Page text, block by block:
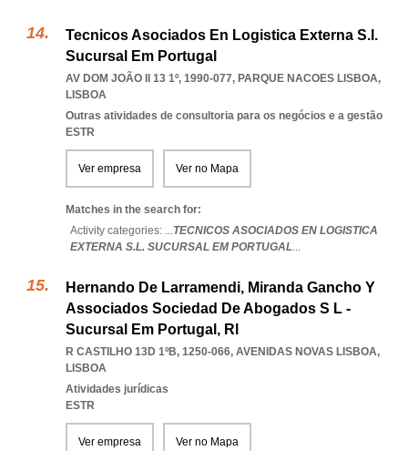
Tecnicos Asociados En Logistica Externa S.l.
Sucursal Em Portugal
AV DOM JOÃO II 13 1º, 1990-077, PARQUE NACOES LISBOA,
LISBOA
Outras atividades de consultoria para os negócios e a gestão
ESTR
Ver empresa Ver no Mapa
Matches in the search for:
Activity categories: ...TECNICOS ASOCIADOS EN LOGISTICA
EXTERNA S.L. SUCURSAL EM PORTUGAL...
Hernando De Larramendi, Miranda Gancho Y
Associados Sociedad De Abogados S L -
Sucursal Em Portugal, Rl
R CASTILHO 13D 1ºB, 1250-066, AVENIDAS NOVAS LISBOA,
LISBOA
Atividades jurídicas
ESTR
Ver empresa Ver no Mapa